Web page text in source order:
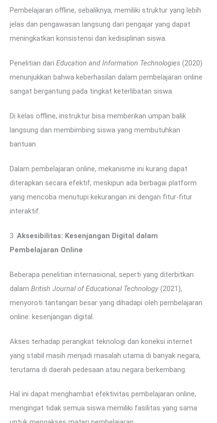
Pembelajaran offline, sebaliknya, memiliki struktur yang lebih
jelas dan pengawasan langsung dari pengajar yang dapat
meningkatkan konsistensi dan kedisiplinan siswa.
Penelitian dari Education and Information Technologies (2020)
menunjukkan bahwa keberhasilan dalam pembelajaran online
sangat bergantung pada tingkat keterlibatan siswa.
Di kelas offline, instruktur bisa memberikan umpan balik
langsung dan membimbing siswa yang membutuhkan
bantuan.
Dalam pembelajaran online, mekanisme ini kurang dapat
diterapkan secara efektif, meskipun ada berbagai platform
yang mencoba menutupi kekurangan ini dengan fitur-fitur
interaktif.
3. Aksesibilitas: Kesenjangan Digital dalam
Pembelajaran Online
Beberapa penelitian internasional, seperti yang diterbitkan
dalam British Journal of Educational Technology (2021),
menyoroti tantangan besar yang dihadapi oleh pembelajaran
online: kesenjangan digital.
Akses terhadap perangkat teknologi dan koneksi internet
yang stabil masih menjadi masalah utama di banyak negara,
terutama di daerah pedesaan atau negara berkembang.
Hal ini dapat menghambat efektivitas pembelajaran online,
mengingat tidak semua siswa memiliki fasilitas yang sama